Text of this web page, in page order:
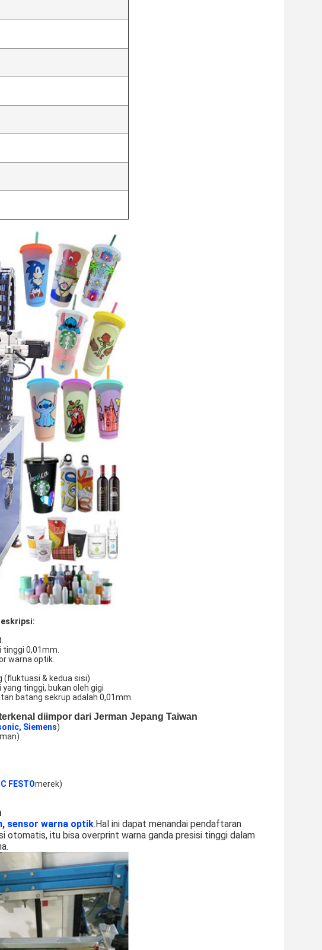
:
0,01mm.
warna optik.
(fluktuasi & kedua sisi)
tinggi, bukan oleh gigi
batang sekrup adalah 0,01mm.
diimpor dari Jerman Jepang Taiwan
Siemens)
FESTOmerek)
sensor warna optik.Hal ini dapat menandai pendaftaran
otomatis, itu bisa overprint warna ganda presisi tinggi dalam